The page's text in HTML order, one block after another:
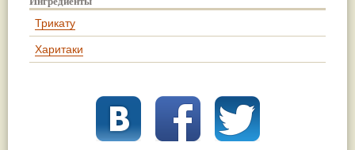
Трикату
Харитаки